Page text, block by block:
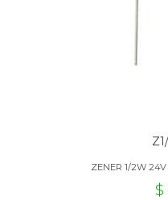
ZENER 1/2W
$